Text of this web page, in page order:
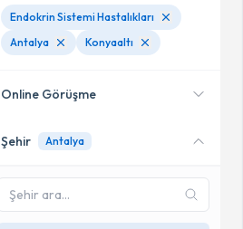
Endokrin Sistemi Hastalıkları
Antalya
Konyaaltı
Online Görüşme
Online danışmanlık sunan
SadeceAntalya
uzman ara
Şehir Antalya